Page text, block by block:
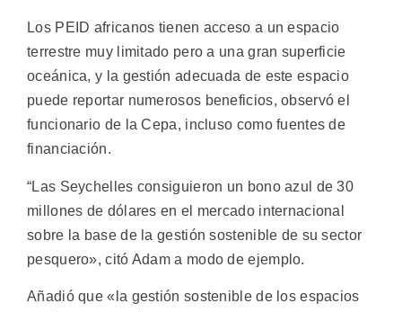
Los PEID africanos tienen acceso a un espacio
terrestre muy limitado pero a una gran superficie
oceánica, y la gestión adecuada de este espacio
puede reportar numerosos beneficios, observó el
funcionario de la Cepa, incluso como fuentes de
financiación.
“Las Seychelles consiguieron un bono azul de 30
millones de dólares en el mercado internacional
sobre la base de la gestión sostenible de su sector
pesquero», citó Adam a modo de ejemplo.
Añadió que «la gestión sostenible de los espacios